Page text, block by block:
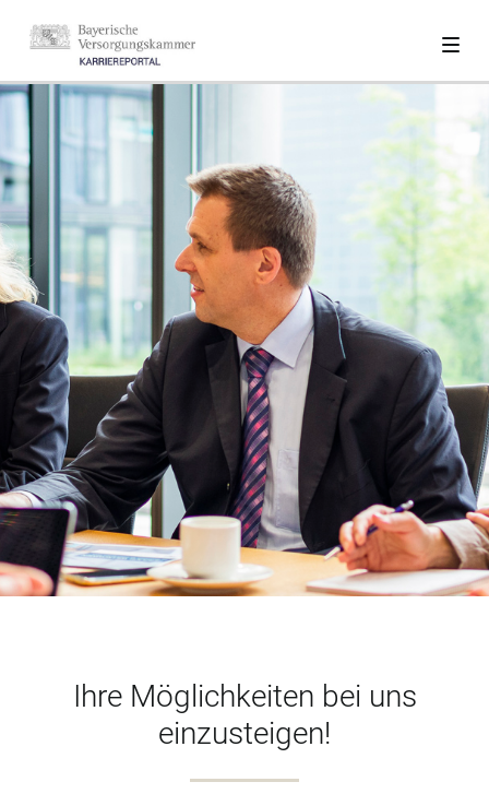
Ihre Möglichkeiten bei uns
einzusteigen!